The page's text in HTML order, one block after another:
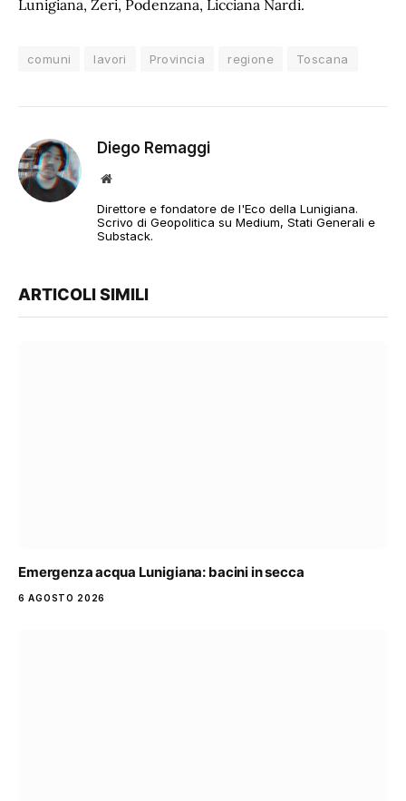
Lunigiana, Zeri, Podenzana, Licciana Nardi.
comuni lavori Provincia regione Toscana
Diego Remaggi
Sito
Direttore e fondatore de l'Eco della Lunigiana.
Scrivo di Geopolitica su Medium, Stati Generali e
Substack.
ARTICOLI SIMILI
Emergenza acqua Lunigiana: bacini in secca
6 AGOSTO 2026